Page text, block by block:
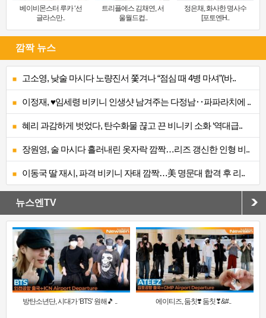
베이비몬스터 루카 ‘선
글라스만..
트리플에스 김채연, 서
울월드컵..
정은채, 화사한 명사수
[포토엔H..
깜짝 뉴스
고소영, 낮술 마시다 노량진서 쫓겨나 “점심 때 4병 마셔”(바..
이정재, ♥임세령 비키니 인생샷 남겨주는 다정남‥파파라치에 ..
혜리 과감하게 벗었다, 탄수화물 끊고 끈 비니키 소화 ‘역대급..
장원영, 술 마시다 흘러내린 옷자락 깜짝…리즈 갱신한 인형 비..
이동국 딸 재시, 파격 비키니 자태 깜짝…美 명문대 합격 후 리..
뉴스엔TV
방탄소년단, 시대가 ‘BTS’ 원해🎵 .. 에이티즈, 둠칫❣️ 둠칫❣&#..